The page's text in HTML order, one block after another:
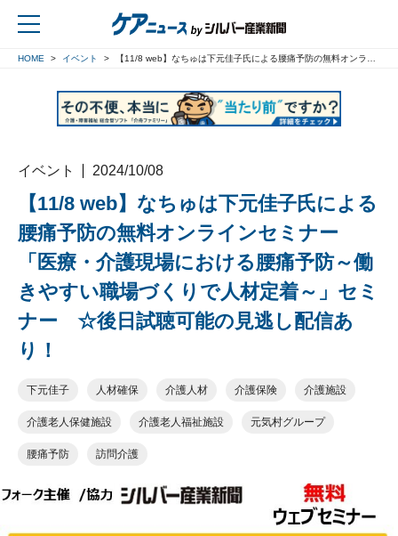
HOME イベント 【11/8 web】なちゅは下元佳子氏による腰痛予防の無料オンラインセミナー 「医療・介護現場における腰痛予防～働きやすい職場づくりで人材定着～」セミナー ☆後日試聴可能の見逃し配信あり！
イベント 2024/10/08
【11/8 web】なちゅは下元佳子氏による
腰痛予防の無料オンラインセミナー
「医療・介護現場における腰痛予防～働
きやすい職場づくりで人材定着～」セミ
ナー ☆後日試聴可能の見逃し配信あ
り！
下元佳子 人材確保 介護人材 介護保険 介護施設
介護老人保健施設 介護老人福祉施設 元気村グループ
腰痛予防 訪問介護